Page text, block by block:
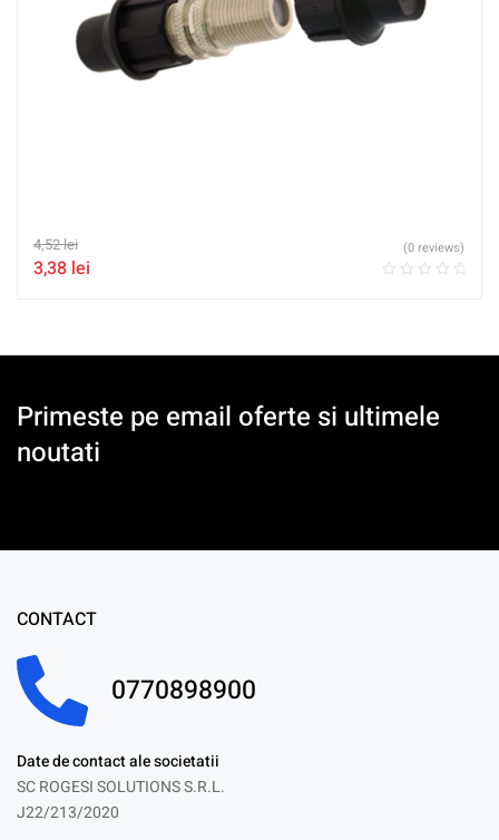
4,52lei
3,38 lei
(0 reviews)
Primeste pe email oferte si ultimele
noutati
CONTACT
0770898900
Date de contact ale societatii
SC ROGESI SOLUTIONS S.R.L.
J22/213/2020